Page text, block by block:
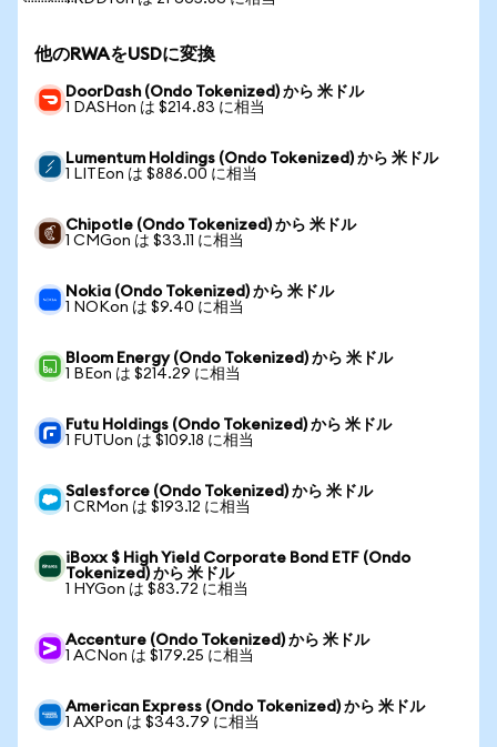
他のRWAをUSDに変換
DoorDash (Ondo Tokenized) から 米ドル
1 DASHon は $214.83 に相当
Lumentum Holdings (Ondo Tokenized) から 米ドル
1 LITEon は $886.00 に相当
Chipotle (Ondo Tokenized) から 米ドル
1 CMGon は $33.11 に相当
Nokia (Ondo Tokenized) から 米ドル
1 NOKon は $9.40 に相当
Bloom Energy (Ondo Tokenized) から 米ドル
1 BEon は $214.29 に相当
Futu Holdings (Ondo Tokenized) から 米ドル
1 FUTUon は $109.18 に相当
Salesforce (Ondo Tokenized) から 米ドル
1 CRMon は $193.12 に相当
iBoxx $ High Yield Corporate Bond ETF (Ondo
Tokenized) から 米ドル
1 HYGon は $83.72 に相当
Accenture (Ondo Tokenized) から 米ドル
1 ACNon は $179.25 に相当
American Express (Ondo Tokenized) から 米ドル
1 AXPon は $343.79 に相当